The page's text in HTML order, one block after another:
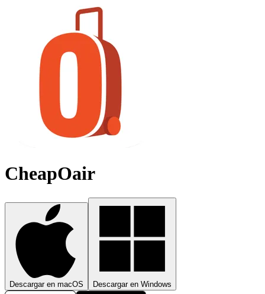
CheapOair
Descargar en macOS Descargar en Windows